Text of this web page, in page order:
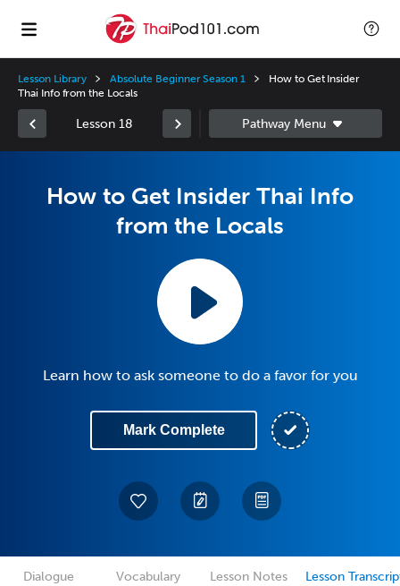
Lesson Library Absolute Beginner Season 1
How to Get Insider
Thai Info from the Locals
Lesson 18
How to Get Insider Thai Info
from the Locals
Learn how to ask someone to do a favor for you
Mark Complete
Dialogue Vocabulary Lesson Notes Lesson